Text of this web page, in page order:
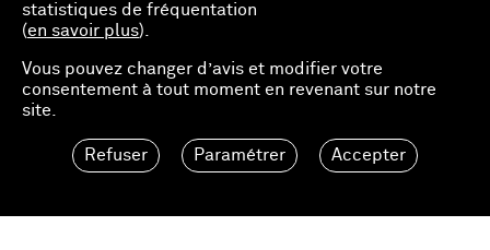
statistiques de fréquentation
(en savoir plus).
Vous pouvez changer d’avis et modifier votre
consentement à tout moment en revenant sur notre
site.
Refuser Paramétrer Accepter
25.00 EUR Ajouter au panier